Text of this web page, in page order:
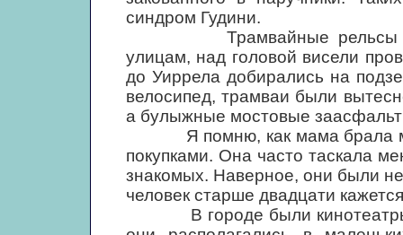
синдром Гудини.
Трамвайные рельсы
улицам, над головой висели
до Уиррела добирались на
велосипед, трамваи были
а булыжные мостовые
Я помню, как мама брала
покупками. Она часто таскала
знакомых. Наверное, они были
человек старше двадцати
В городе были кинотеатры